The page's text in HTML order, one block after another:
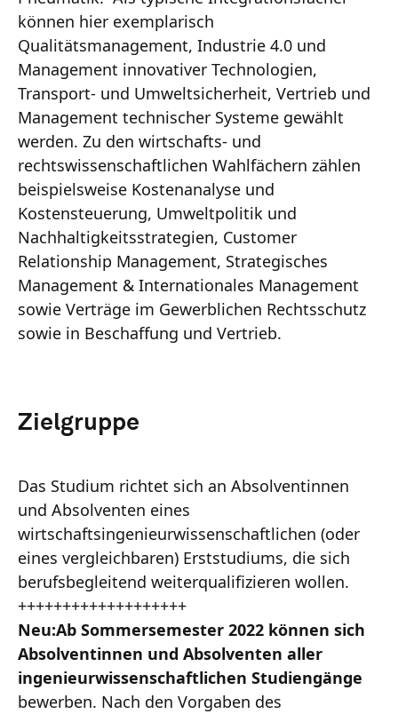
können hier exemplarisch
Qualitätsmanagement, Industrie 4.0 und
Management innovativer Technologien,
Transport- und Umweltsicherheit, Vertrieb und
Management technischer Systeme gewählt
werden. Zu den wirtschafts- und
rechtswissenschaftlichen Wahlfächern zählen
beispielsweise Kostenanalyse und
Kostensteuerung, Umweltpolitik und
Nachhaltigkeitsstrategien, Customer
Relationship Management, Strategisches
Management & Internationales Management
sowie Verträge im Gewerblichen Rechtsschutz
sowie in Beschaffung und Vertrieb.
Zielgruppe
Das Studium richtet sich an Absolventinnen
und Absolventen eines
wirtschaftsingenieurwissenschaftlichen (oder
eines vergleichbaren) Erststudiums, die sich
berufsbegleitend weiterqualifizieren wollen.
+++++++++++++++++++
Neu:Ab Sommersemester 2022 können sich
Absolventinnen und Absolventen aller
ingenieurwissenschaftlichen Studiengänge
bewerben. Nach den Vorgaben des